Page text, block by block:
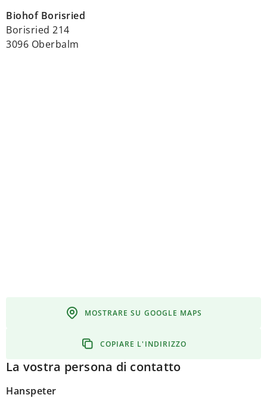
Biohof Borisried
Borisried 214
3096 Oberbalm
MOSTRARE SU GOOGLE MAPS
COPIARE L'INDIRIZZO
La vostra persona di contatto
Hanspeter